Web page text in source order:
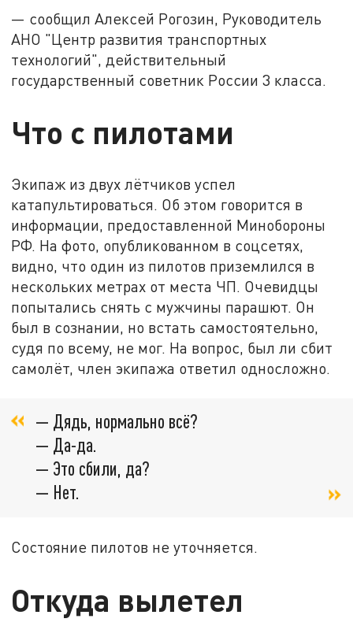
— сообщил Алексей Рогозин, Руководитель
АНО "Центр развития транспортных
технологий", действительный
государственный советник России 3 класса.
Что с пилотами
Экипаж из двух лётчиков успел
катапультироваться. Об этом говорится в
информации, предоставленной Минобороны
РФ. На фото, опубликованном в соцсетях,
видно, что один из пилотов приземлился в
нескольких метрах от места ЧП. Очевидцы
попытались снять с мужчины парашют. Он
был в сознании, но встать самостоятельно,
судя по всему, не мог. На вопрос, был ли сбит
самолёт, член экипажа ответил односложно.
— Дядь, нормально всё?
— Да-да.
— Это сбили, да?
— Нет.
Состояние пилотов не уточняется.
Откуда вылетел